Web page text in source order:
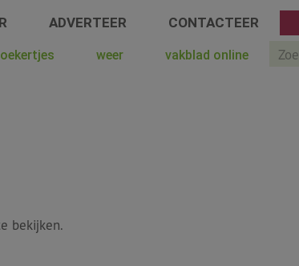
ADVERTEER CONTACTEER
weer vakblad online
bekijken.